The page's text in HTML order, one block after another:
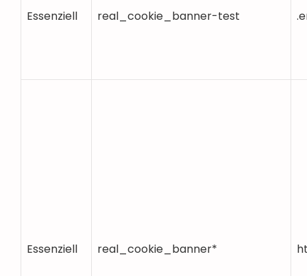
Essenziell real_cookie_banner-test
Essenziell real_cookie_banner*